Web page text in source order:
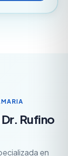
Rufino
en